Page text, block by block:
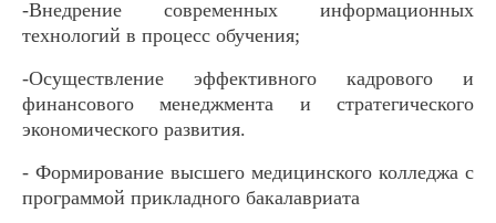
-Внедрение современных информационных
технологий в процесс обучения;
-Осуществление эффективного кадрового и
финансового менеджмента и стратегического
экономического развития.
- Формирование высшего медицинского колледжа с
программой прикладного бакалавриата